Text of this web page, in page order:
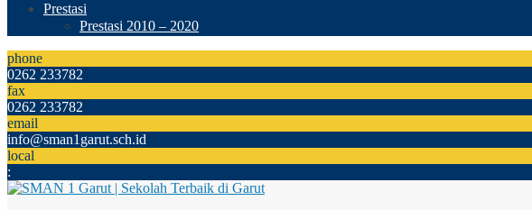
Prestasi
Prestasi 2010 – 2020
phone
0262 233782
fax
0262 233782
email
info@sman1garut.sch.id
local
: